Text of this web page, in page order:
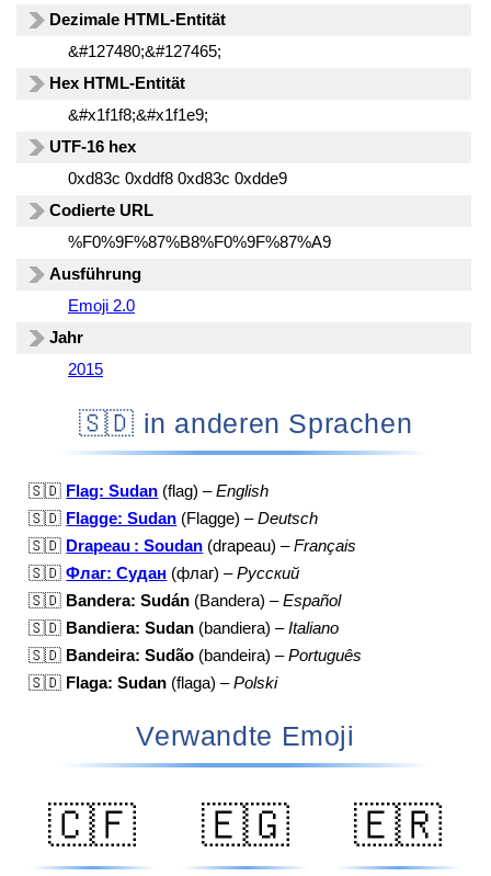
Dezimale HTML-Entität
&#127480;&#127465;
Hex HTML-Entität
&#x1f1f8;&#x1f1e9;
UTF-16 hex
0xd83c 0xddf8 0xd83c 0xdde9
Codierte URL
%F0%9F%87%B8%F0%9F%87%A9
Ausführung
Emoji 2.0
Jahr
2015
🇸🇩 in anderen Sprachen
🇸🇩 Flag: Sudan (flag) –English
🇸🇩 Flagge: Sudan (Flagge) –Deutsch
🇸🇩 Drapeau : Soudan (drapeau) –Français
🇸🇩 Флаг: Судан (флаг) –Русский
🇸🇩 Bandera: Sudán (Bandera) –Español
🇸🇩 Bandiera: Sudan (bandiera) –Italiano
🇸🇩 Bandeira: Sudão (bandeira) –Português
🇸🇩 Flaga: Sudan (flaga) –Polski
Verwandte Emoji
🇨🇫 🇪🇬 🇪🇷